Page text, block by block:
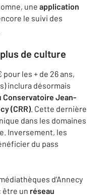
une application
le suivi des
de culture
pour les + de 26 ans,
inclura désormais
Conservatoire Jean-
(CRR). Cette dernière
dans les domaines
Inversement, les
du pass
d’Annecy
être un réseau